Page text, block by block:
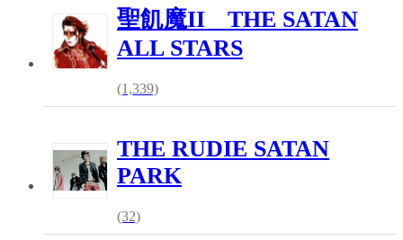
聖飢魔II THE SATAN
ALL STARS
(1,339)
THE RUDIE SATAN
PARK
(32)